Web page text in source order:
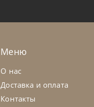
Меню
О нас
Доставка и оплата
Контакты